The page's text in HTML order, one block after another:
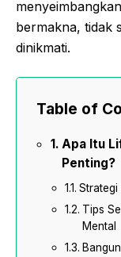
bermakna, tidak
dinikmati.
Table of
Apa Itu
Penting?
Strategi
Tips
Mental